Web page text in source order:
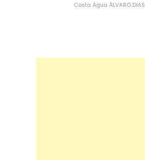
Costa Água ÁLVARO DIAS